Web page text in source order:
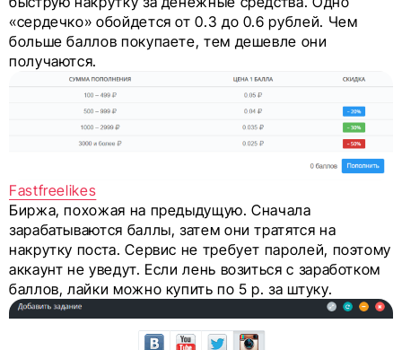
«сердечко» обойдется от 0.3 до 0.6 рублей. Чем
больше баллов покупаете, тем дешевле они
получаются.
Fastfreelikes
Биржа, похожая на предыдущую. Сначала
зарабатываются баллы, затем они тратятся на
накрутку поста. Сервис не требует паролей, поэтому
аккаунт не уведут. Если лень возиться с заработком
баллов, лайки можно купить по 5 р. за штуку.